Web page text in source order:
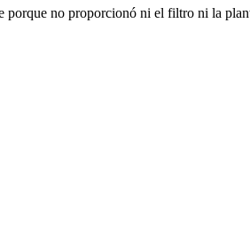
porque no proporcionó ni el filtro ni la